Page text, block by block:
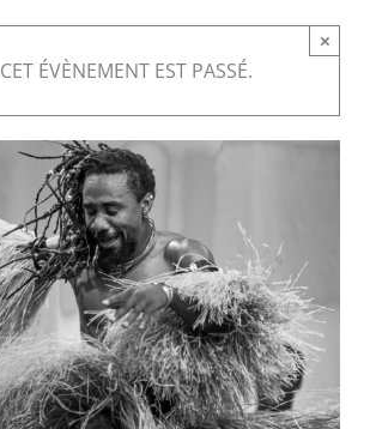
CET ÉVÈNEMENT EST PASSÉ.
×